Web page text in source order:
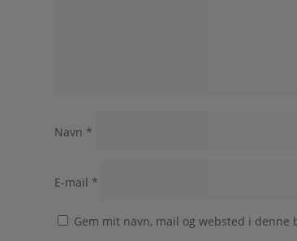
Navn *
E-mail *
Gem mit navn, mail og websted i